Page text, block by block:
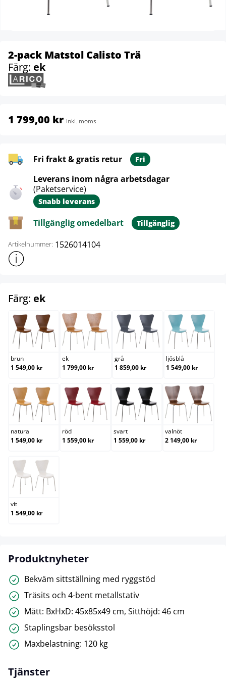
2-pack Matstol Calisto Trä
Färg: ek
1 799,00 kr inkl. moms
Fri frakt & gratis retur Fri
Leverans inom några arbetsdagar
(Paketservice)
Snabb leverans
Tillgänglig omedelbart Tillgänglig
Artikelnummer: 1526014104
Visa mer produktinformation
Färg: ekselect
brun
brun
1 549,00 kr
ek
ek
1 799,00 kr
grå
grå
1 859,00 kr
ljösblå
ljösblå
1 549,00 kr
natura
natura
1 549,00 kr
röd
röd
1 559,00 kr
svart
svart
1 559,00 kr
valnöt
valnöt
2 149,00 kr
vit
vit
1 549,00 kr
Produktnyheter
Bekväm sittställning med ryggstöd
Träsits och 4-bent metallstativ
Mått: BxHxD: 45x85x49 cm, Sitthöjd: 46 cm
Staplingsbar besöksstol
Maxbelastning: 120 kg
Tjänster